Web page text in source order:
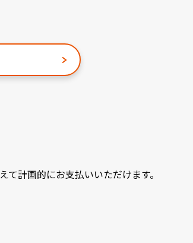
計画的にお支払いいただけます。